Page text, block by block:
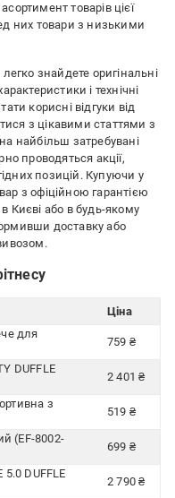
товарів цієї
них товари з низькими
знайдете оригінальні
і технічні
корисні відгуки від
з цікавими статтями з
найбільш затребувані
проводяться акції,
позицій. Купуючи у
з офіційною гарантією
Києві або в будь-якому
доставку або
Ціна
для
759 ₴
DUFFLE
2 401 ₴
з
519 ₴
(EF-8002-
699 ₴
5.0 DUFFLE
2 790 ₴